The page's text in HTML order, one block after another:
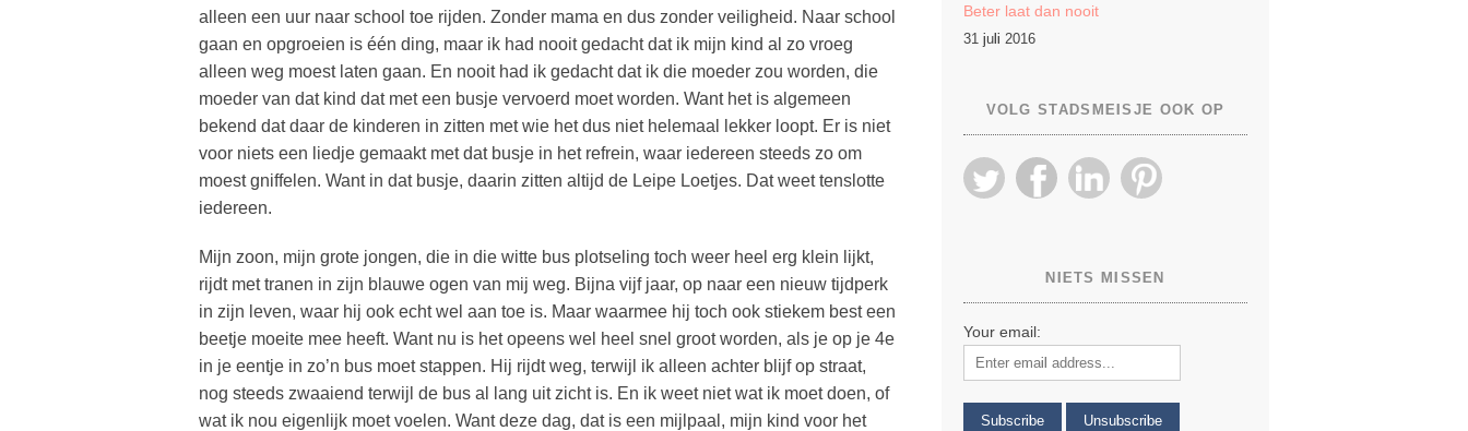
alleen een uur naar school toe rijden. Zonder mama en dus zonder veiligheid. Naar school
gaan en opgroeien is één ding, maar ik had nooit gedacht dat ik mijn kind al zo vroeg
alleen weg moest laten gaan. En nooit had ik gedacht dat ik die moeder zou worden, die
moeder van dat kind dat met een busje vervoerd moet worden. Want het is algemeen
bekend dat daar de kinderen in zitten met wie het dus niet helemaal lekker loopt. Er is niet
voor niets een liedje gemaakt met dat busje in het refrein, waar iedereen steeds zo om
moest gniffelen. Want in dat busje, daarin zitten altijd de Leipe Loetjes. Dat weet tenslotte
iedereen.
Mijn zoon, mijn grote jongen, die in die witte bus plotseling toch weer heel erg klein lijkt,
rijdt met tranen in zijn blauwe ogen van mij weg. Bijna vijf jaar, op naar een nieuw tijdperk
in zijn leven, waar hij ook echt wel aan toe is. Maar waarmee hij toch ook stiekem best een
beetje moeite mee heeft. Want nu is het opeens wel heel snel groot worden, als je op je 4e
in je eentje in zo’n bus moet stappen. Hij rijdt weg, terwijl ik alleen achter blijf op straat,
nog steeds zwaaiend terwijl de bus al lang uit zicht is. En ik weet niet wat ik moet doen, of
wat ik nou eigenlijk moet voelen. Want deze dag, dat is een mijlpaal, mijn kind voor het
Beter laat dan nooit
31 juli 2016
VOLG STADSMEISJE OOK OP
NIETS MISSEN
Your email: